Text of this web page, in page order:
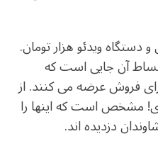
قیمت 30 تومان و دستگاه ویدئو هزار تومان.
آن جایی است که
فروش عرضه می­ کنند. از
مشخص است که این­ها را
دزدیده­ اند.